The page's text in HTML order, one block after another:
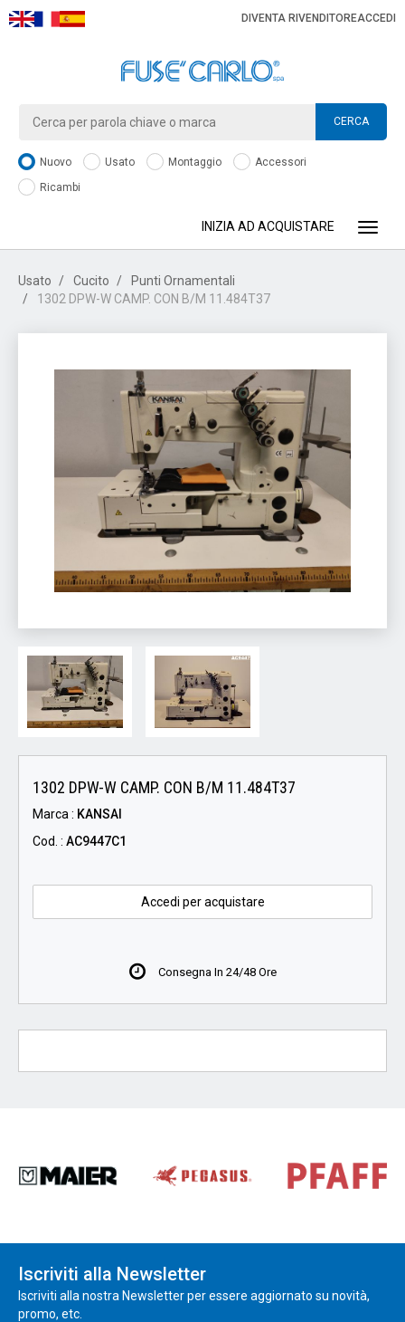
DIVENTA RIVENDITOREACCEDI
CERCA
Nuovo Usato Montaggio
Accessori
Ricambi
INIZIA AD ACQUISTARE
Usato Cucito
Punti Ornamentali
1302 DPW-W CAMP. CON B/M 11.484T37
1302 DPW-W CAMP. CON B/M 11.484T37
Marca : KANSAI
Cod. : AC9447C1
Accedi per acquistare
Consegna In 24/48 Ore
Iscriviti alla Newsletter
Iscriviti alla nostra Newsletter per essere aggiornato su novità,
promo, etc.